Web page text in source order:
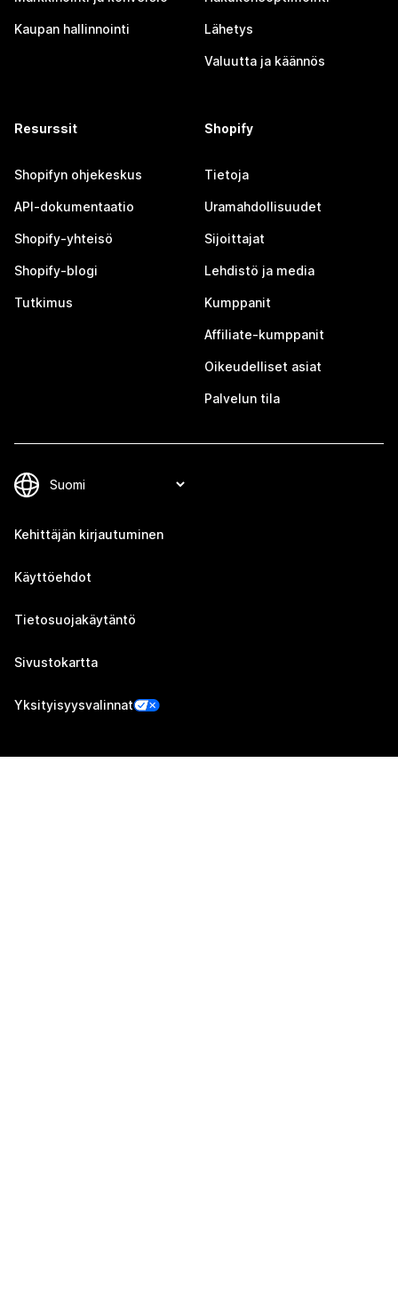
Kaupan hallinnointi Lähetys
Valuutta ja käännös
Resurssit
Shopifyn ohjekeskus
API-dokumentaatio
Shopify-yhteisö
Shopify-blogi
Tutkimus
Shopify
Tietoja
Uramahdollisuudet
Sijoittajat
Lehdistö ja media
Kumppanit
Affiliate-kumppanit
Oikeudelliset asiat
Palvelun tila
Kehittäjän kirjautuminen
Käyttöehdot
Tietosuojakäytäntö
Sivustokartta
Yksityisyysvalinnat